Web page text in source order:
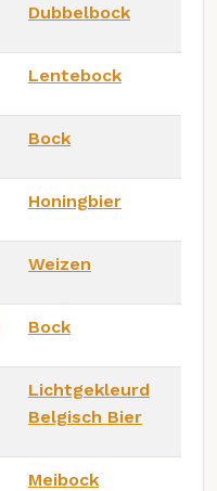
Dubbelbock
Lentebock
Bock
Honingbier
Weizen
Bock
Lichtgekleurd
Belgisch Bier
Meibock